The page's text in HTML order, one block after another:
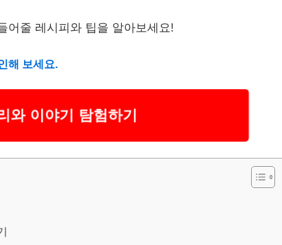
어줄 레시피와 팁을 알아보세요!
해 보세요.
와 이야기 탐험하기